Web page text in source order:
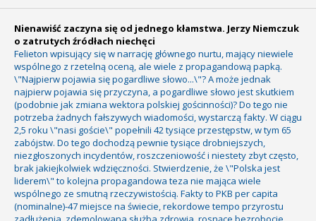
Nienawiść zaczyna się od jednego kłamstwa. Jerzy Niemczuk
o zatrutych źródłach niechęci
Felieton wpisujący się w narrację głównego nurtu, mający niewiele
wspólnego z rzetelną oceną, ale wiele z propagandową papką.
\"Najpierw pojawia się pogardliwe słowo...\"? A może jednak
najpierw pojawia się przyczyna, a pogardliwe słowo jest skutkiem
(podobnie jak zmiana wektora polskiej gościnności)? Do tego nie
potrzeba żadnych fałszywych wiadomości, wystarczą fakty. W ciągu
2,5 roku \"nasi goście\" popełnili 42 tysiące przestępstw, w tym 65
zabójstw. Do tego dochodzą pewnie tysiące drobniejszych,
niezgłoszonych incydentów, roszczeniowość i niestety zbyt często,
brak jakiejkolwiek wdzięczności. Stwierdzenie, że \"Polska jest
liderem\" to kolejna propagandowa teza nie mająca wiele
wspólnego ze smutną rzeczywistością. Fakty to PKB per capita
(nominalne)-47 miejsce na świecie, rekordowe tempo przyrostu